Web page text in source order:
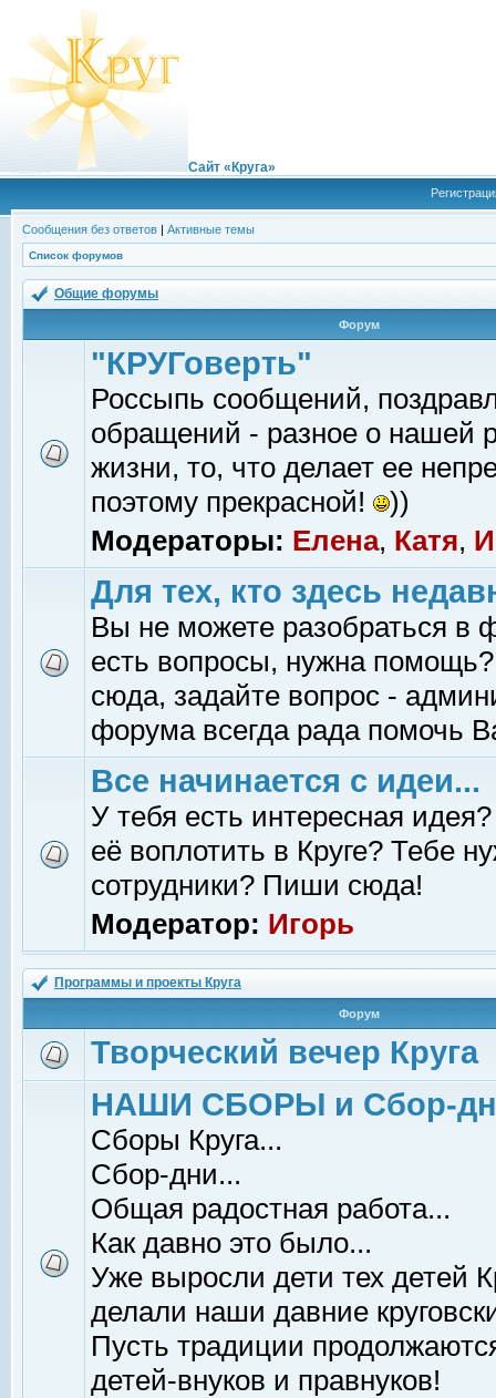
Сайт «Круга»
Сообщения без ответов | Активные темы
Список форумов
Общие форумы
Форум
"КРУГоверть"
Россыпь сообщений,
обращений - разное о нашей
жизни, то, что делает ее
поэтому прекрасной!
))
Модераторы: Елена, Катя,
Для тех, кто здесь
Вы не можете разобраться в
есть вопросы, нужна помощь?
сюда, задайте вопрос -
форума всегда рада помочь
Все начинается с идеи...
У тебя есть интересная
её воплотить в Круге? Тебе
сотрудники? Пиши сюда!
Модератор: Игорь
Программы и проекты Круга
Форум
Творческий вечер Круга
НАШИ СБОРЫ и Сбор-
Сборы Круга...
Сбор-дни...
Общая радостная работа...
Как давно это было...
Уже выросли дети тех детей
делали наши давние
Пусть традиции
детей-внуков и правнуков!